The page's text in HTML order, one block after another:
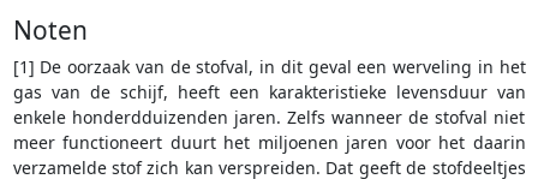
Noten
[1] De oorzaak van de stofval, in dit geval een werveling in het
gas van de schijf, heeft een karakteristieke levensduur van
enkele honderdduizenden jaren. Zelfs wanneer de stofval niet
meer functioneert duurt het miljoenen jaren voor het daarin
verzamelde stof zich kan verspreiden. Dat geeft de stofdeeltjes